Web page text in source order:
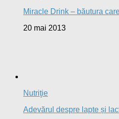
Miracle Drink – băutura
20 mai 2013
Nutriţie
Adevărul despre lapte și